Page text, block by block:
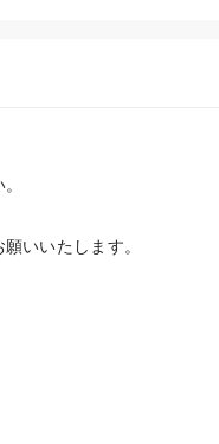
いいたします。